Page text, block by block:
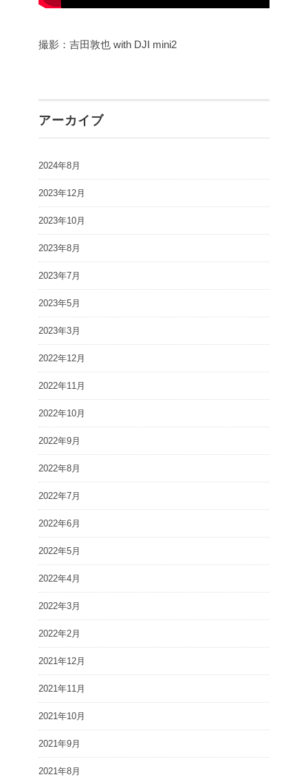
撮影：吉田敦也 with DJI mini2
アーカイブ
2024年8月
2023年12月
2023年10月
2023年8月
2023年7月
2023年5月
2023年3月
2022年12月
2022年11月
2022年10月
2022年9月
2022年8月
2022年7月
2022年6月
2022年5月
2022年4月
2022年3月
2022年2月
2021年12月
2021年11月
2021年10月
2021年9月
2021年8月